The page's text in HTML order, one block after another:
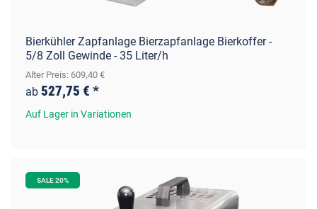
Bierkühler Zapfanlage Bierzapfanlage Bierkoffer -
5/8 Zoll Gewinde - 35 Liter/h
Alter Preis: 609,40 €
ab 527,75 € *
Auf Lager in Variationen
SALE 20%